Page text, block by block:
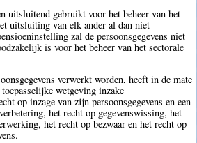
uitsluitend gebruikt voor het beheer van het
uitsluiting van elk ander al dan niet
zal de persoonsgegevens niet
is voor het beheer van het sectorale
verwerkt worden, heeft in de mate
wetgeving inzake
op inzage van zijn persoonsgegevens en een
het recht op gegevenswissing, het
het recht op bezwaar en het recht op